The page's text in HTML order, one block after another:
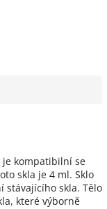
je kompatibilní se
skla je 4 ml. Sklo
stávajícího skla. Tělo
které výborně